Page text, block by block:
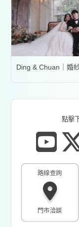
Ding & Chuan｜婚
點擊
路線查詢
門市洽談